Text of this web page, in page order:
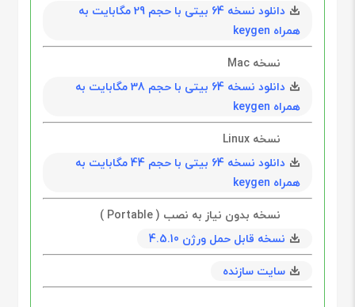
دانلود نسخه 64 بیتی با حجم 29 مگابايت به
همراه keygen
نسخه Mac
دانلود نسخه 64 بیتی با حجم 38 مگابايت به
همراه keygen
نسخه Linux
دانلود نسخه 64 بیتی با حجم 44 مگابايت به
همراه keygen
نسخه بدون نیاز به نصب ( Portable )
نسخه قابل حمل ورژن 4.5.10
سایت سازنده